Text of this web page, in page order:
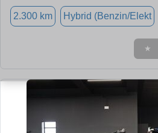
2.300 km Hybrid (Benzin/Elekt
★